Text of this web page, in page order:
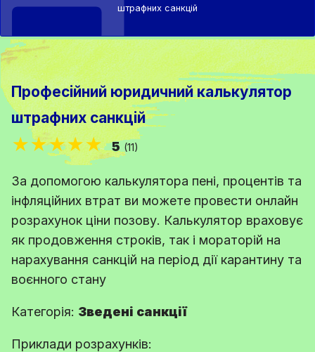
штрафних санкцій
Професійний юридичний калькулятор
штрафних санкцій
★★★★★ 5 (11)
За допомогою калькулятора пені, процентів та
інфляційних втрат ви можете провести онлайн
розрахунок ціни позову. Калькулятор враховує
як продовження строків, так і мораторій на
нарахування санкцій на період дії карантину та
воєнного стану
Категорія: Зведені санкції
Приклади розрахунків: